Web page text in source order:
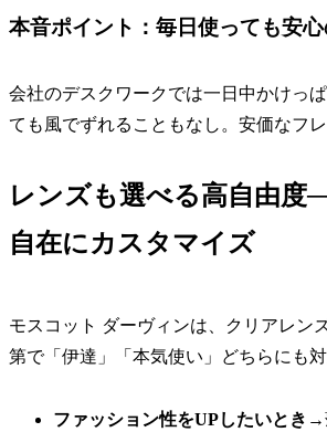
本音ポイント：毎日使っても安
会社のデスクワークでは一日中かけっ
ても風でずれることもなし。安価なフ
レンズも選べる高自由度
自在にカスタマイズ
モスコット ダーヴィンは、クリアレン
第で「伊達」「本気使い」どちらにも対
ファッション性をUPしたいとき→